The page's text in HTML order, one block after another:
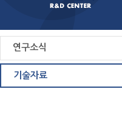
연구소식
기술자료